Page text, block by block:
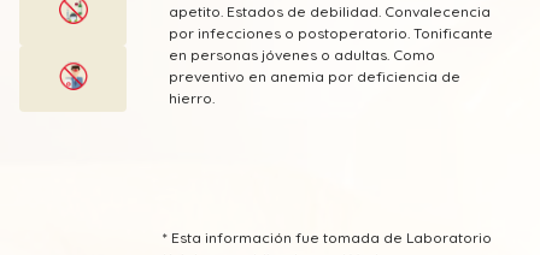
apetito. Estados de debilidad. Convalecencia
por infecciones o postoperatorio. Tonificante
en personas jóvenes o adultas. Como
preventivo en anemia por deficiencia de
hierro.
* Esta información fue tomada de Laboratorio